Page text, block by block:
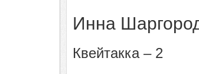
Инна
Квейтакка – 2